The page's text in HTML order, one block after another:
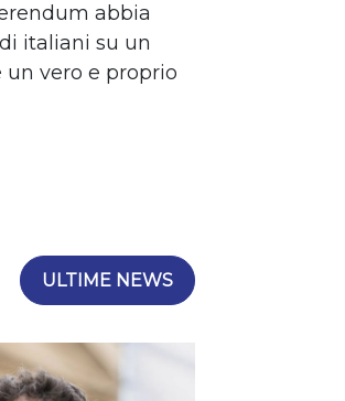
abbia
italiani su un
vero e proprio
ULTIME NEWS